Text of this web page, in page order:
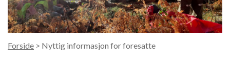
Forside > Nyttig informasjon for foresatte